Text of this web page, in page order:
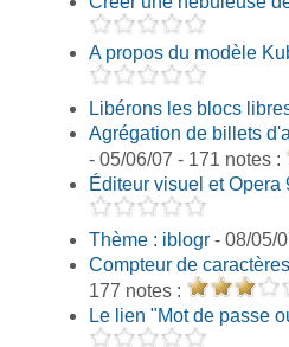
A propos du modèle
Libérons les blocs
Agrégation de billets
- 05/06/07 - 171 notes :
Éditeur visuel et Opera
Thème : iblogr - 08/05/
Compteur de
177 notes :
Le lien "Mot de passe